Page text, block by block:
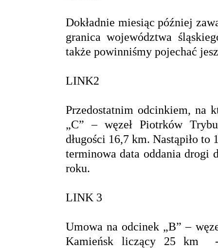
Dokładnie miesiąc później
granica województwa
także powinniśmy pojechać
LINK2
Przedostatnim odcinkiem, na
„C” – węzeł Piotrków
długości 16,7 km. Nastąpiło
terminowa data oddania drogi
roku.
LINK 3
Umowa na odcinek „B” –
Kamieńsk liczący 25 km -